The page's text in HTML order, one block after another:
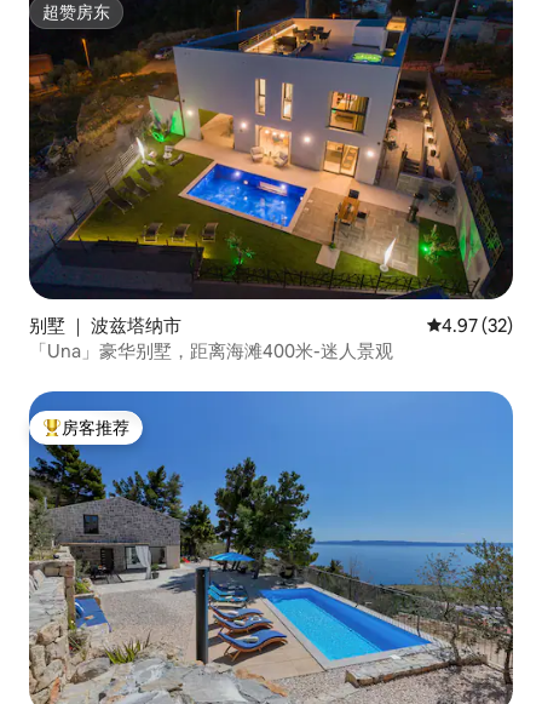
超赞房东
超赞房东
别墅 ｜ 波兹塔纳市 平均评分
4.97 (32)
「Una」豪华别墅，距离海滩400米-迷人景观
热门「房客推荐」
房客推荐